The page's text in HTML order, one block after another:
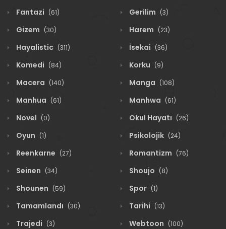
Fantazi (61) Gerilim (3)
Gizem (30) Harem (23)
Hayalistic (311) İsekai (36)
Komedi (84) Korku (9)
Macera (140) Manga (108)
Manhua (61) Manhwa (61)
Novel (0) Okul Hayatı (26)
Oyun (1) Psikolojik (24)
Reenkarne (27) Romantizm (76)
Seinen (34) Shoujo (8)
Shounen (59) Spor (1)
Tamamlandı (30) Tarihi (13)
Trajedi (3) Webtoon (100)